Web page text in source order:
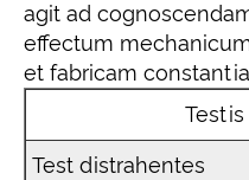
agit ad
effectum
et fabricam
Test distrahentes